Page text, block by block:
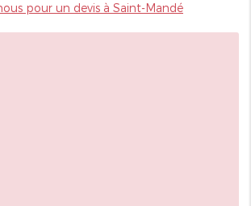
pour un devis à Saint-Mandé